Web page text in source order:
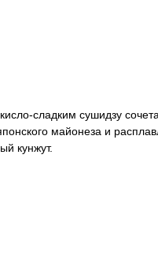
сладким сушидзу
майонеза и
кунжут.